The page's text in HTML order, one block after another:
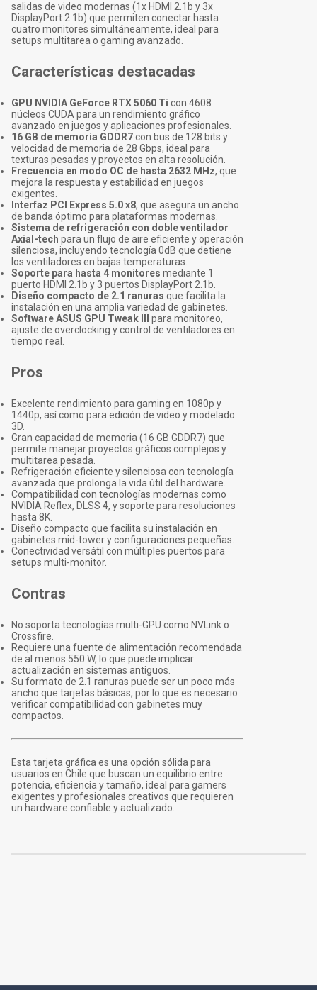
salidas de video modernas (1x HDMI 2.1b y 3x
DisplayPort 2.1b) que permiten conectar hasta
cuatro monitores simultáneamente, ideal para
setups multitarea o gaming avanzado.
Características destacadas
GPU NVIDIA GeForce RTX 5060 Ti con 4608
núcleos CUDA para un rendimiento gráfico
avanzado en juegos y aplicaciones profesionales.
16 GB de memoria GDDR7con bus de 128 bits y
velocidad de memoria de 28 Gbps, ideal para
texturas pesadas y proyectos en alta resolución.
Frecuencia en modo OC de hasta 2632 MHz, que
mejora la respuesta y estabilidad en juegos
exigentes.
Interfaz PCI Express 5.0 x8, que asegura un ancho
de banda óptimo para plataformas modernas.
Sistema de refrigeración con doble ventilador
Axial-tech para un flujo de aire eficiente y operación
silenciosa, incluyendo tecnología 0dB que detiene
los ventiladores en bajas temperaturas.
Soporte para hasta 4 monitores mediante 1
puerto HDMI 2.1b y 3 puertos DisplayPort 2.1b.
Diseño compacto de 2.1 ranuras que facilita la
instalación en una amplia variedad de gabinetes.
Software ASUS GPU Tweak III
para monitoreo,
ajuste de overclocking y control de ventiladores en
tiempo real.
Pros
Excelente rendimiento para gaming en 1080p y
1440p, así como para edición de video y modelado
3D.
Gran capacidad de memoria (16 GB GDDR7) que
permite manejar proyectos gráficos complejos y
multitarea pesada.
Refrigeración eficiente y silenciosa con tecnología
avanzada que prolonga la vida útil del hardware.
Compatibilidad con tecnologías modernas como
NVIDIA Reflex, DLSS 4, y soporte para resoluciones
hasta 8K.
Diseño compacto que facilita su instalación en
gabinetes mid-tower y configuraciones pequeñas.
Conectividad versátil con múltiples puertos para
setups multi-monitor.
Contras
No soporta tecnologías multi-GPU como NVLink o
Crossfire.
Requiere una fuente de alimentación recomendada
de al menos 550 W, lo que puede implicar
actualización en sistemas antiguos.
Su formato de 2.1 ranuras puede ser un poco más
ancho que tarjetas básicas, por lo que es necesario
verificar compatibilidad con gabinetes muy
compactos.
Esta tarjeta gráfica es una opción sólida para
usuarios en Chile que buscan un equilibrio entre
potencia, eficiencia y tamaño, ideal para gamers
exigentes y profesionales creativos que requieren
un hardware confiable y actualizado.